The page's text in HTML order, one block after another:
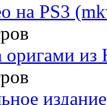
на PS3
оригами из